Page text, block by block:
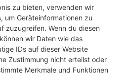
zu bieten, verwenden wir
um Geräteinformationen zu
zuzugreifen. Wenn du diesen
wir Daten wie das
IDs auf dieser Website
Zustimmung nicht erteilst oder
Merkmale und Funktionen
AGB